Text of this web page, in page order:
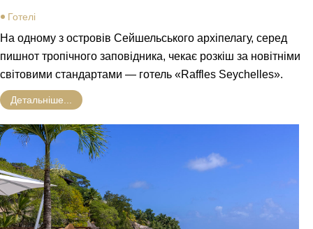
Готелі
На одному з островів Сейшельського архіпелагу, серед
пишнот тропічного заповідника, чекає розкіш за новітніми
світовими стандартами — готель «Raffles Seychelles».
Детальніше...